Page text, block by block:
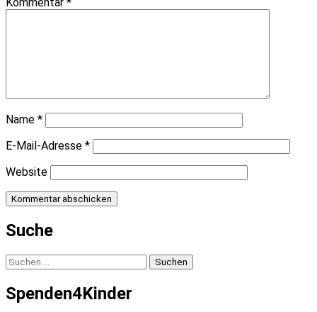
Name *
E-Mail-Adresse *
Website
Suche
Suchen
nach:
Spenden4Kinder